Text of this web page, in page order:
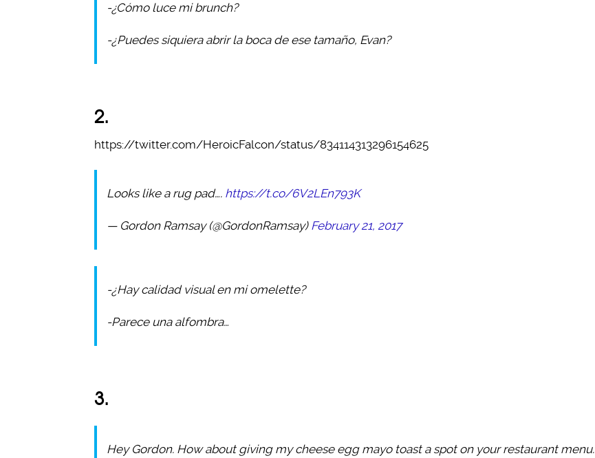
-¿Cómo luce mi brunch?
-¿Puedes siquiera abrir la boca de ese tamaño, Evan?
2.
https://twitter.com/HeroicFalcon/status/834114313296154625
Looks like a rug pad…. https://t.co/6V2LEn793K
— Gordon Ramsay (@GordonRamsay) February 21, 2017
-¿Hay calidad visual en mi omelette?
-Parece una alfombra…
3.
Hey Gordon. How about giving my cheese egg mayo toast a spot on your restaurant menu.